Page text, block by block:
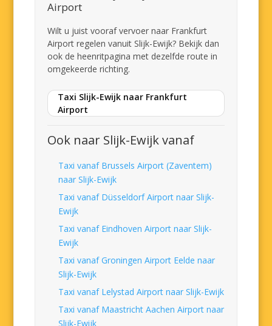
Airport
Wilt u juist vooraf vervoer naar Frankfurt
Airport regelen vanuit Slijk-Ewijk? Bekijk dan
ook de heenritpagina met dezelfde route in
omgekeerde richting.
Taxi Slijk-Ewijk naar Frankfurt
Airport
Ook naar Slijk-Ewijk vanaf
Taxi vanaf Brussels Airport (Zaventem)
naar Slijk-Ewijk
Taxi vanaf Düsseldorf Airport naar Slijk-
Ewijk
Taxi vanaf Eindhoven Airport naar Slijk-
Ewijk
Taxi vanaf Groningen Airport Eelde naar
Slijk-Ewijk
Taxi vanaf Lelystad Airport naar Slijk-Ewijk
Taxi vanaf Maastricht Aachen Airport naar
Slijk-Ewijk